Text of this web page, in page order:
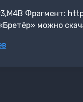
Фрагмент:
можно